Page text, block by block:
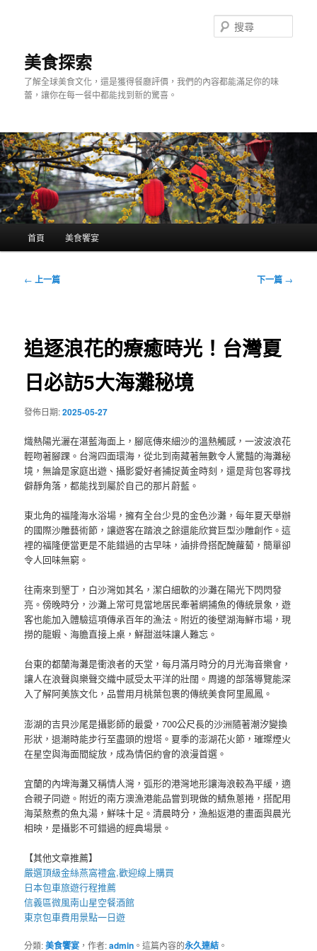
美食探索
了解全球美食文化，還是獲得餐廳評價，我們的內容都能滿足你的味
蕾，讓你在每一餐中都能找到新的驚喜。
尋
首頁 美食饗宴
文
← 上一篇 下一篇 →
追逐浪花的療癒時光！台灣夏
日必訪5大海灘秘境
發佈日期:2025-05-27
熾熱陽光灑在湛藍海面上，腳底傳來細沙的溫熱觸感，一波波浪花
輕吻著腳踝。台灣四面環海，從北到南藏著無數令人驚豔的海灘秘
境，無論是家庭出遊、攝影愛好者捕捉黃金時刻，還是背包客尋找
僻靜角落，都能找到屬於自己的那片蔚藍。
東北角的福隆海水浴場，擁有全台少見的金色沙灘，每年夏天舉辦
的國際沙雕藝術節，讓遊客在踏浪之餘還能欣賞巨型沙雕創作。這
裡的福隆便當更是不能錯過的古早味，滷排骨搭配醃蘿蔔，簡單卻
令人回味無窮。
往南來到墾丁，白沙灣如其名，潔白細軟的沙灘在陽光下閃閃發
亮。傍晚時分，沙灘上常可見當地居民牽著網捕魚的傳統景象，遊
客也能加入體驗這項傳承百年的漁法。附近的後壁湖海鮮市場，現
撈的龍蝦、海膽直接上桌，鮮甜滋味讓人難忘。
台東的都蘭海灘是衝浪者的天堂，每月滿月時分的月光海音樂會，
讓人在浪聲與樂聲交織中感受太平洋的壯闊。周邊的部落導覽能深
入了解阿美族文化，品嘗用月桃葉包裹的傳統美食阿里鳳鳳。
澎湖的吉貝沙尾是攝影師的最愛，700公尺長的沙洲隨著潮汐變換
形狀，退潮時能步行至盡頭的燈塔。夏季的澎湖花火節，璀璨煙火
在星空與海面間綻放，成為情侶約會的浪漫首選。
宜蘭的內埤海灘又稱情人灣，弧形的港灣地形讓海浪較為平緩，適
合親子同遊。附近的南方澳漁港能品嘗到現做的鯖魚蔥捲，搭配用
海菜熬煮的魚丸湯，鮮味十足。清晨時分，漁船返港的畫面與晨光
相映，是攝影不可錯過的經典場景。
【其他文章推薦】
嚴選頂級金絲燕窩禮盒,歡迎線上購買
日本包車旅遊行程推薦
信義區微風南山星空餐酒館
東京包車費用景點一日遊
分類:美食饗宴 ，作者:admin 。這篇內容的永久連結 。